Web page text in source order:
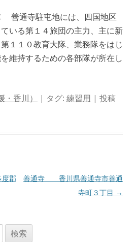
善通寺駐屯地には、四国地区
いる第１４旅団の主力、主に新
１１０教育大隊、業務隊をはじ
維持するための各部隊が所在し
・香川） | タグ: 練習用 | 投稿
郡
善通寺 香川県善通寺市善通
寺町３丁目 →